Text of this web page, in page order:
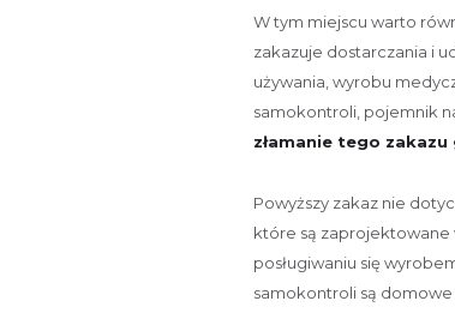
W tym miejscu warto
zakazuje dostarczania i
używania, wyrobu
samokontroli, pojemnik
złamanie tego
Powyższy zakaz nie
które są zaprojektowane
posługiwaniu się
samokontroli są domowe